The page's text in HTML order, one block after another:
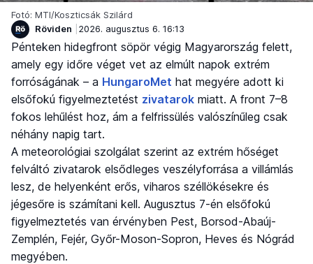
Fotó: MTI/Koszticsák Szilárd
Röviden
2026. augusztus 6. 16:13
Pénteken hidegfront söpör végig Magyarország felett,
amely egy időre véget vet az elmúlt napok extrém
forróságának – a HungaroMet hat megyére adott ki
elsőfokú figyelmeztetést zivatarok miatt. A front 7–8
fokos lehűlést hoz, ám a felfrissülés valószínűleg csak
néhány napig tart.
A meteorológiai szolgálat szerint az extrém hőséget
felváltó zivatarok elsődleges veszélyforrása a villámlás
lesz, de helyenként erős, viharos széllökésekre és
jégesőre is számítani kell. Augusztus 7-én elsőfokú
figyelmeztetés van érvényben Pest, Borsod-Abaúj-
Zemplén, Fejér, Győr-Moson-Sopron, Heves és Nógrád
megyében.